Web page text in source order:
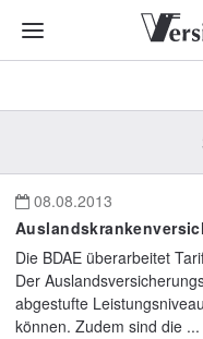
08.08.2013
Die BDAE überarbeitet
Der
abgestufte
können. Zudem sind die ...